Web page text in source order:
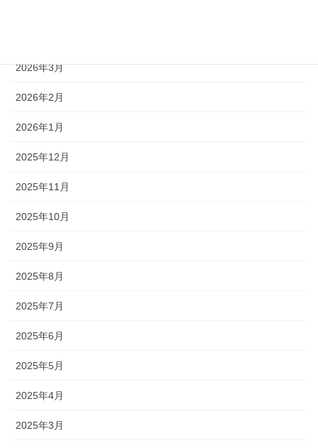
2026年3月
2026年2月
2026年1月
2025年12月
2025年11月
2025年10月
2025年9月
2025年8月
2025年7月
2025年6月
2025年5月
2025年4月
2025年3月